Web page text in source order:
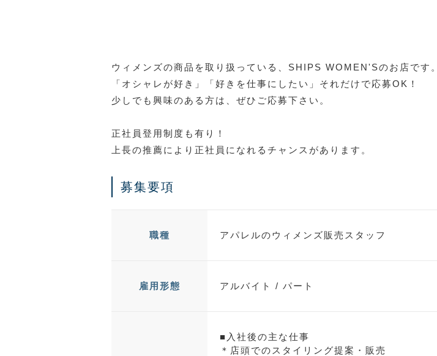
ウィメンズの商品を取り扱っている、SHIPS WOMEN'Sのお店です。
「オシャレが好き」「好きを仕事にしたい」それだけで応募OK！
少しでも興味のある方は、ぜひご応募下さい。
正社員登用制度も有り！
上長の推薦により正社員になれるチャンスがあります。
募集要項
職種 アパレルのウィメンズ販売スタッフ
雇用形態 アルバイト / パート
■入社後の主な仕事
＊店頭でのスタイリング提案・販売